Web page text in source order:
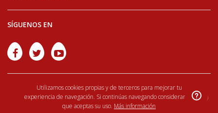
Utilizamos cookies propias y de terceros para mejorar tu
experiencia de navegación. Si continúas navegando consideramos
que aceptas su uso. Más información
×
SÍGUENOS EN